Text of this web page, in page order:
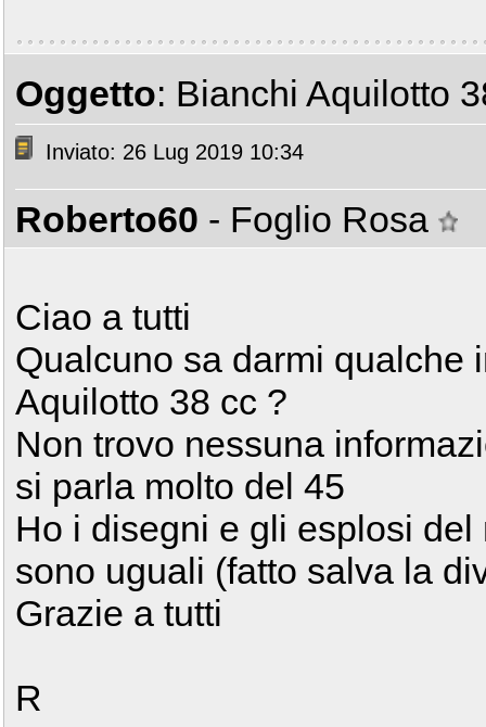
Oggetto: Bianchi Aquilotto
Inviato: 26 Lug 2019 10:34
Roberto60 - Foglio Rosa
Ciao a tutti
Qualcuno sa darmi qualche
Aquilotto 38 cc ?
Non trovo nessuna
si parla molto del 45
Ho i disegni e gli esplosi
sono uguali (fatto salva la
Grazie a tutti
R